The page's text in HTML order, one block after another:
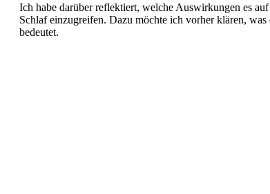
Ich habe darüber reflektiert, welche Auswirkungen es
Schlaf einzugreifen. Dazu möchte ich vorher klären, was
bedeutet.